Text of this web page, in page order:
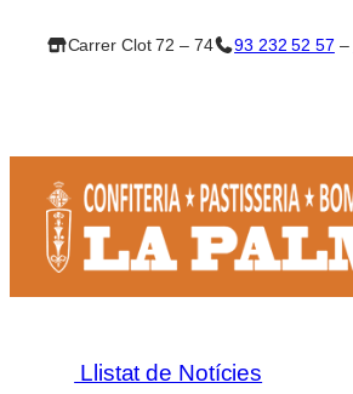
Carrer Clot 72 – 74 93 232 52 57 –
Llistat de Notícies